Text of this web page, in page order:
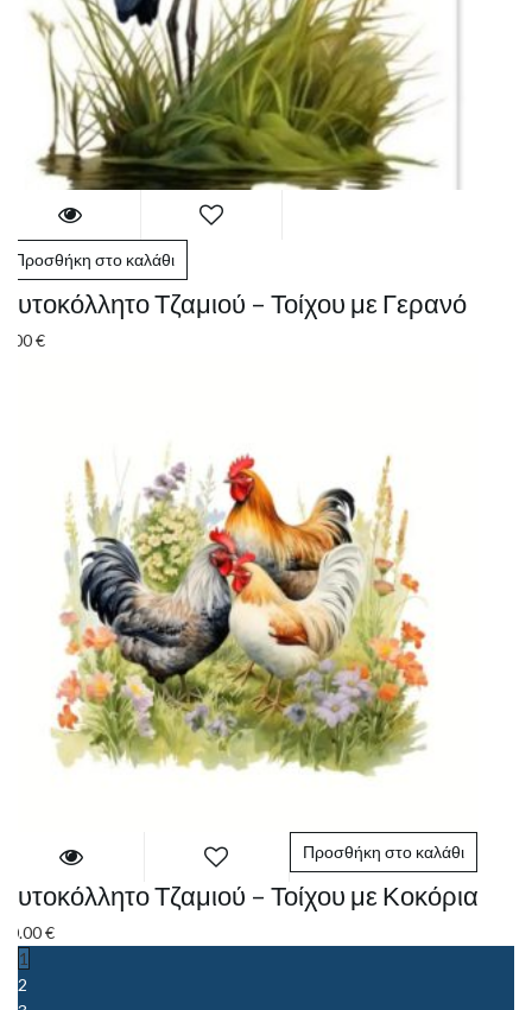
Προσθήκη στο καλάθι
Αυτοκόλλητο Τζαμιού – Τοίχου με Γερανό
8.00€
Προσθήκη στο καλάθι
Αυτοκόλλητο Τζαμιού – Τοίχου με Κοκόρια
10.00€
1
2